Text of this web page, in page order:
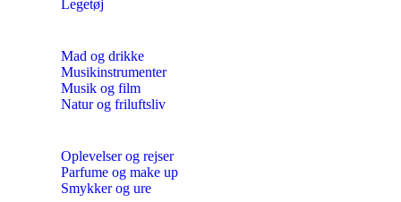
Legetøj
Mad og drikke
Musikinstrumenter
Musik og film
Natur og friluftsliv
Oplevelser og rejser
Parfume og make up
Smykker og ure